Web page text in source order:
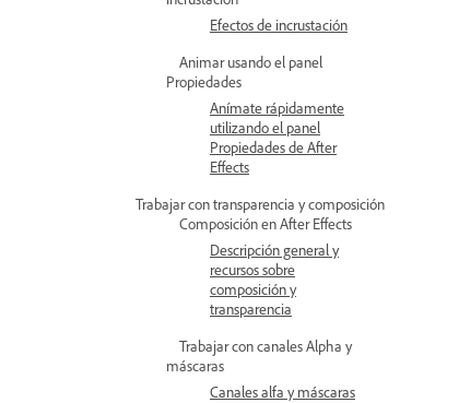
Efectos de incrustación
Animar usando el panel
Propiedades
Anímate rápidamente
utilizando el panel
Propiedades de After
Effects
Trabajar con transparencia y composición
Composición en After Effects
Descripción general y
recursos sobre
composición y
transparencia
Trabajar con canales Alpha y
máscaras
Canales alfa y máscaras